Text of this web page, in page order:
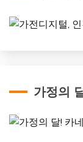
가정의